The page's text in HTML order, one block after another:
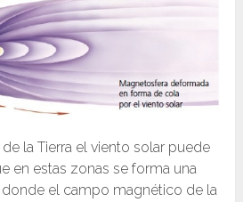
la Tierra el viento solar puede
en estas zonas se forma una
el campo magnético de la